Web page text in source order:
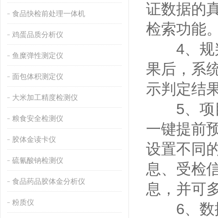
食品快检前处理一体机
鸡蛋品质分析仪
鱼糜弹性测定仪
面包体积测定仪
大米加工精度检测仪
粮食安全检测仪
胶体金读卡仪
硫氰酸钠检测仪
食品药品胶体金分析仪
粉质仪
证数据的
检索功能
4、规判
果后，系
示判定结
5、项
一键提前
设置不同
息、受检
息，并可
6、数据